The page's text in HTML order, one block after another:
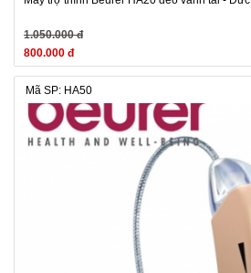
1.050.000 đ
800.000 đ
Mã SP: HA50